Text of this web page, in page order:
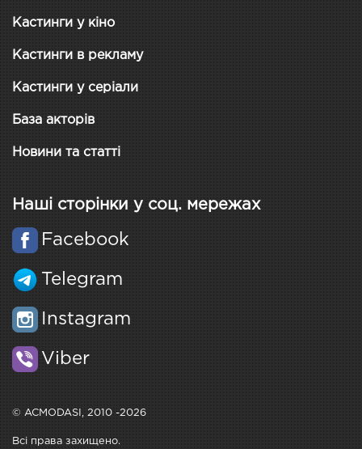
Кастинги у кіно
Кастинги в рекламу
Кастинги у серіали
База акторів
Новини та статті
Наші сторінки у соц. мережах
Facebook
Telegram
Instagram
Viber
© ACMODASI, 2010 -2026
Всі права захищено.